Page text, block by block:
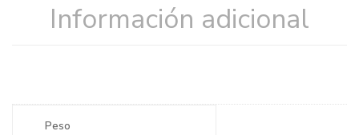
Información adicional
Peso